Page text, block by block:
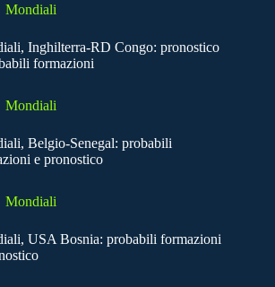
Mondiali
Inghilterra-RD Congo: pronostico
formazioni
Mondiali
Belgio-Senegal: probabili
e pronostico
Mondiali
USA Bosnia: probabili formazioni